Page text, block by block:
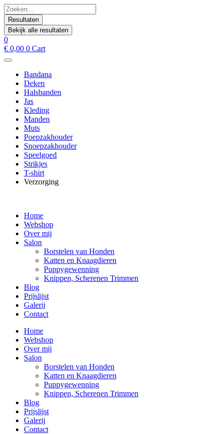
Spring
naar
de
inhoud
Search
...Resultaten
Bekijk alle resultaten
0
€ 0,00 0 Cart
Bandana
Deken
Halsbanden
Jas
Kleding
Manden
Muts
Poepzakhouder
Snoepzakhouder
Speelgoed
Strikjes
T-shirt
Verzorging
Home
Webshop
Over mij
Salon
Borstelen van Honden
Katten en Knaagdieren
Puppygewenning
Knippen, Scherenen Trimmen
Blog
Prijslijst
Galerij
Contact
Home
Webshop
Over mij
Salon
Borstelen van Honden
Katten en Knaagdieren
Puppygewenning
Knippen, Scherenen Trimmen
Blog
Prijslijst
Galerij
Contact